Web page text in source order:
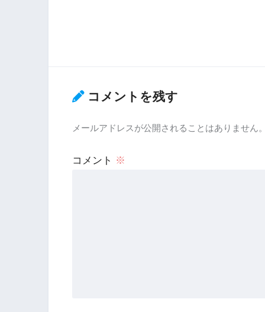
コメントを残す
メールアドレスが公開されることはありません
コメント ※